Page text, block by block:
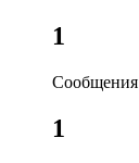
1
Сообщения
1